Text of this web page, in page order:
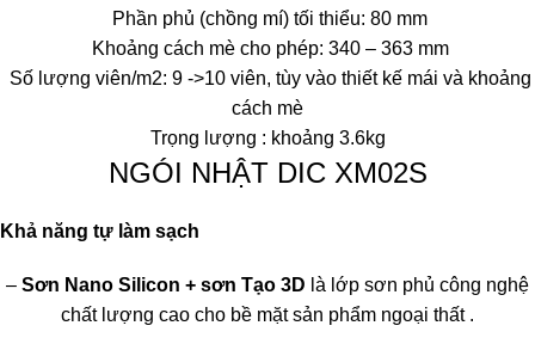
Phần phủ (chồng mí) tối thiểu: 80 mm
Khoảng cách mè cho phép: 340 – 363 mm
Số lượng viên/m2: 9 ->10 viên, tùy vào thiết kế mái và khoảng
cách mè
Trọng lượng : khoảng 3.6kg
NGÓI NHẬT DIC XM02S
Khả năng tự làm sạch
– Sơn Nano Silicon + sơn Tạo 3D là lớp sơn phủ công nghệ
chất lượng cao cho bề mặt sản phẩm ngoại thất .